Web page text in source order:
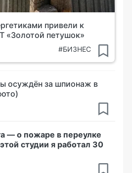
привели к
«Золотой петушок»
#БИЗНЕС
осуждён за шпионаж в
— о пожаре в переулке
студии я работал 30